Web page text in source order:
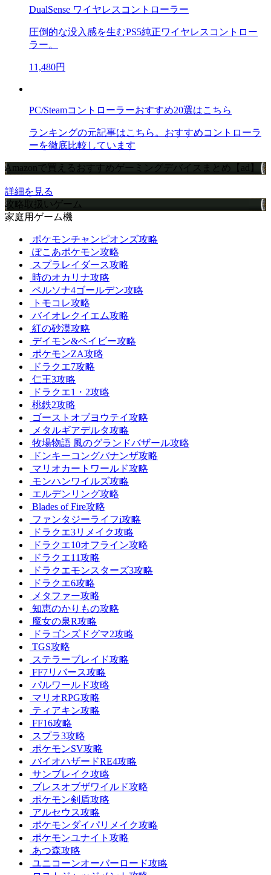
DualSense ワイヤレスコントローラー
圧倒的な没入感を生むPS5純正ワイヤレスコントロー
ラー。
11,480円
PC/Steamコントローラーおすすめ20選はこちら
ランキングの元記事はこちら。おすすめコントローラ
ーを徹底比較しています
Amazonで買えるおすすめゲーミングデバイスまとめ【ad】
詳細を見る
攻略取扱いゲーム
家庭用ゲーム機
ポケモンチャンピオンズ攻略
ぽこあポケモン攻略
スプラレイダース攻略
時のオカリナ攻略
ペルソナ4ゴールデン攻略
トモコレ攻略
バイオレクイエム攻略
紅の砂漠攻略
デイモン&ベイビー攻略
ポケモンZA攻略
ドラクエ7攻略
仁王3攻略
ドラクエ1・2攻略
桃鉄2攻略
ゴーストオブヨウテイ攻略
メタルギアデルタ攻略
牧場物語 風のグランドバザール攻略
ドンキーコングバナンザ攻略
マリオカートワールド攻略
モンハンワイルズ攻略
エルデンリング攻略
Blades of Fire攻略
ファンタジーライフi攻略
ドラクエ3リメイク攻略
ドラクエ10オフライン攻略
ドラクエ11攻略
ドラクエモンスターズ3攻略
ドラクエ6攻略
メタファー攻略
知恵のかりもの攻略
魔女の泉R攻略
ドラゴンズドグマ2攻略
TGS攻略
ステラーブレイド攻略
FF7リバース攻略
パルワールド攻略
マリオRPG攻略
ティアキン攻略
FF16攻略
スプラ3攻略
ポケモンSV攻略
バイオハザードRE4攻略
サンブレイク攻略
ブレスオブザワイルド攻略
ポケモン剣盾攻略
アルセウス攻略
ポケモンダイパリメイク攻略
ポケモンユナイト攻略
あつ森攻略
ユニコーンオーバーロード攻略